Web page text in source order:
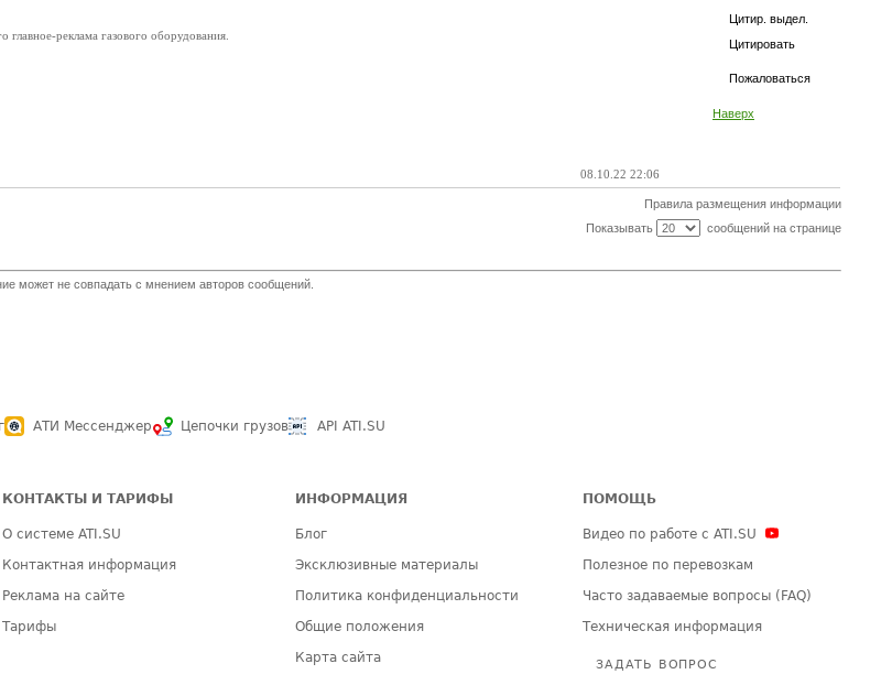
Цитир. выдел.
Цитировать
Пожаловаться
Наверх
реклама газового оборудования.
08.10.22 22:06
Правила размещения информации
Показывать
сообщений на странице
может не совпадать с мнением авторов сообщений.
АТИ Мессенджер Цепочки грузов API ATI.SU
КОНТАКТЫ И ТАРИФЫ
О системе ATI.SU
Контактная информация
Реклама на сайте
Тарифы
ИНФОРМАЦИЯ
Блог
Эксклюзивные материалы
Политика конфиденциальности
Общие положения
Карта сайта
ПОМОЩЬ
Видео по работе с ATI.SU
Полезное по перевозкам
Часто задаваемые вопросы (FAQ)
Техническая информация
ЗАДАТЬ ВОПРОС